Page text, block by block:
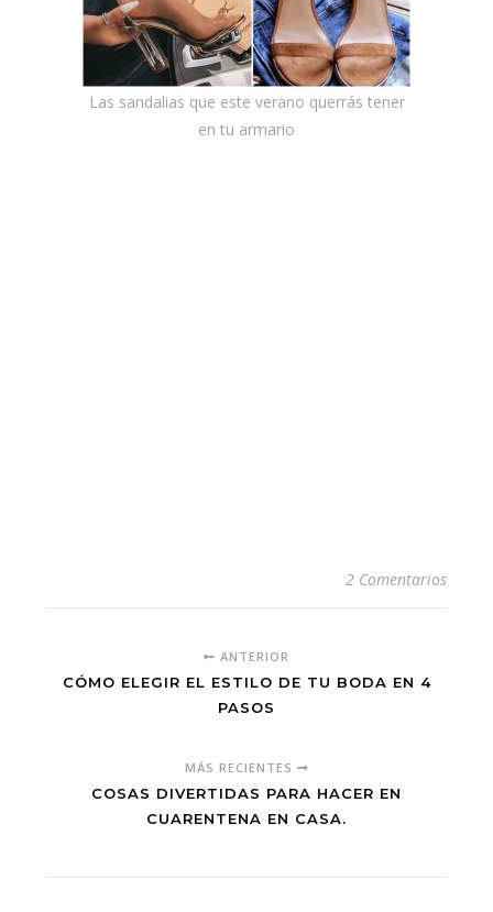
Las sandalias que este verano querrás tener
en tu armario
2 Comentarios
ANTERIOR
CÓMO ELEGIR EL ESTILO DE TU BODA EN 4
PASOS
MÁS RECIENTES
COSAS DIVERTIDAS PARA HACER EN
CUARENTENA EN CASA.